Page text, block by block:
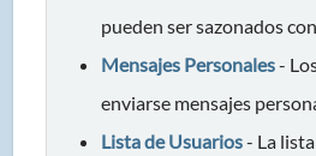
pueden ser sazonados
Mensajes Personales-
enviarse mensajes
Lista de Usuarios- La